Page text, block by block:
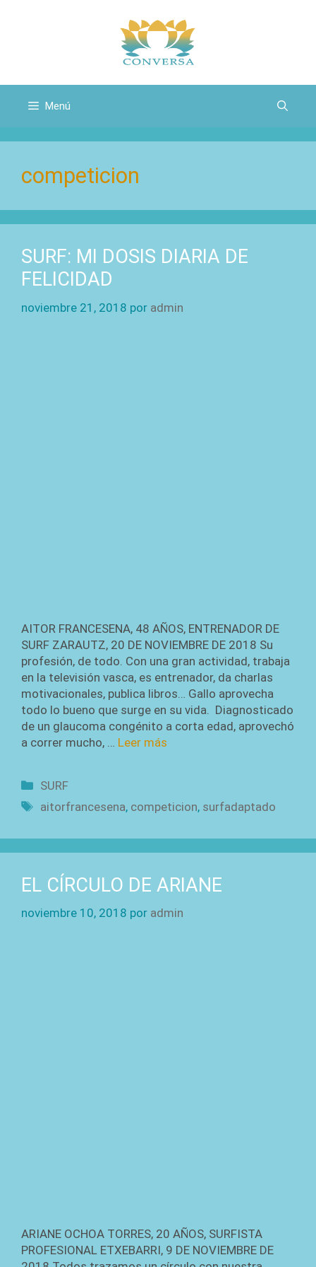
Menú
competicion
SURF: MI DOSIS DIARIA DE
FELICIDAD
noviembre 21, 2018 por admin
AITOR FRANCESENA, 48 AÑOS, ENTRENADOR DE
SURF ZARAUTZ, 20 DE NOVIEMBRE DE 2018 Su
profesión, de todo. Con una gran actividad, trabaja
en la televisión vasca, es entrenador, da charlas
motivacionales, publica libros… Gallo aprovecha
todo lo bueno que surge en su vida. Diagnosticado
de un glaucoma congénito a corta edad, aprovechó
a correr mucho, … Leer más
Categorías
SURF
Etiquetas
aitorfrancesena, competicion, surfadaptado
EL CÍRCULO DE ARIANE
noviembre 10, 2018 por admin
ARIANE OCHOA TORRES, 20 AÑOS, SURFISTA
PROFESIONAL ETXEBARRI, 9 DE NOVIEMBRE DE